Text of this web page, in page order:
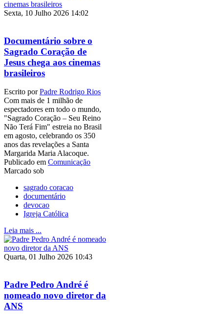
Sexta, 10 Julho 2026 14:02
Documentário sobre o
Sagrado Coração de
Jesus chega aos cinemas
brasileiros
Escrito porPadre Rodrigo Rios
Com mais de 1 milhão de
espectadores em todo o mundo,
"Sagrado Coração – Seu Reino
Não Terá Fim" estreia no Brasil
em agosto, celebrando os 350
anos das revelações a Santa
Margarida Maria Alacoque.
Publicado em Comunicação
Marcado sob
sagrado coracao
documentário
devocao
Igreja Católica
Leia mais ...
Quarta, 01 Julho 2026 10:43
Padre Pedro André é
nomeado novo diretor da
ANS